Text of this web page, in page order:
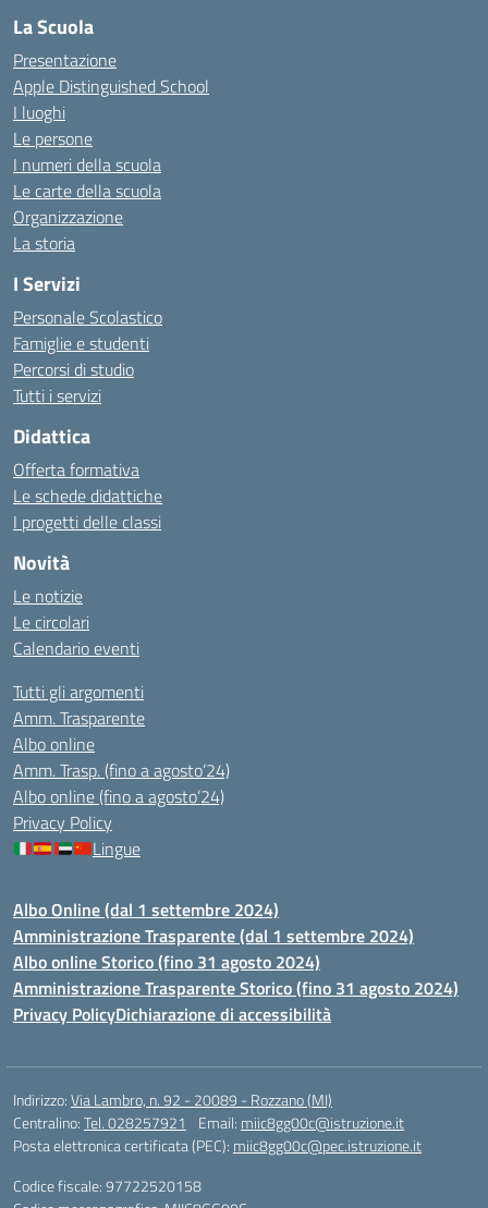
La Scuola
Presentazione
Apple Distinguished School
I luoghi
Le persone
I numeri della scuola
Le carte della scuola
Organizzazione
La storia
I Servizi
Personale Scolastico
Famiglie e studenti
Percorsi di studio
Tutti i servizi
Didattica
Offerta formativa
Le schede didattiche
I progetti delle classi
Novità
Le notizie
Le circolari
Calendario eventi
Tutti gli argomenti
Amm. Trasparente
Albo online
Amm. Trasp. (fino a agosto’24)
Albo online (fino a agosto’24)
Privacy Policy
Lingue
Albo Online (dal 1 settembre 2024)
Amministrazione Trasparente (dal 1 settembre 2024)
Albo online Storico (fino 31 agosto 2024)
Amministrazione Trasparente Storico (fino 31 agosto 2024)
Privacy PolicyDichiarazione di accessibilità
Indirizzo:Via Lambro, n. 92 - 20089 - Rozzano (MI)
Centralino:Tel. 028257921 Email: miic8gg00c@istruzione.it
Posta elettronica certificata (PEC): miic8gg00c@pec.istruzione.it
Codice fiscale: 97722520158